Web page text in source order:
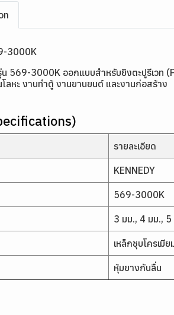
3000K
น 569-3000K ออกแบบสำหรับยิงตะปูรีเว
ลหะ งานทำตู้ งานยานยนต์ และงานก่อสร้าง
รายละเอียด
KENNEDY
569-3000K
3 มม., 4 มม., 5
เหล็กชุบโครเมีย
หุ้มยางกันลื่น